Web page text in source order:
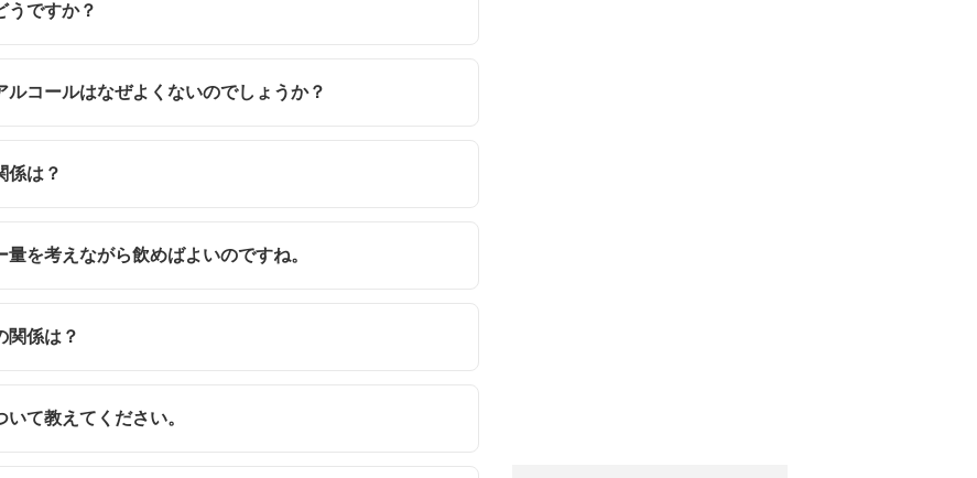
ですか？
コールはなぜよくないのでしょうか？
は？
を考えながら飲めばよいのですね。
係は？
て教えてください。